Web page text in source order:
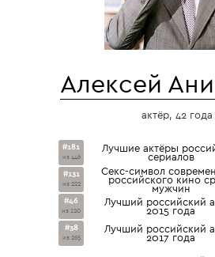
Алексей
актёр, 42 года
#181
из 446
Лучшие актёры
сериалов
#131
из 222
Секс-символ
российского кино
мужчин
#46
из 120
Лучший российский
2015 года
#38
из 265
Лучший российский
2017 года